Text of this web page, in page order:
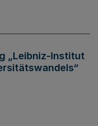
„Leibniz-Institut